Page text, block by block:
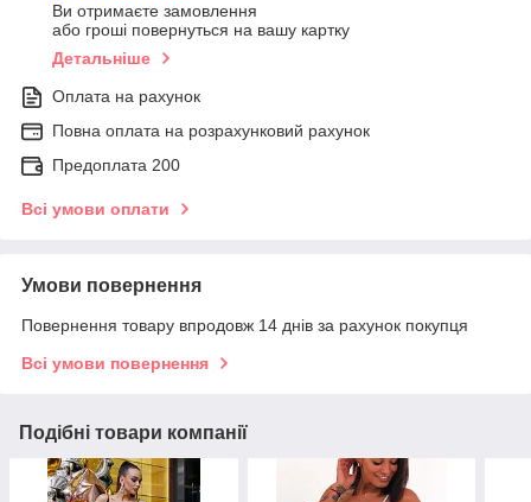
Ви отримаєте замовлення
або гроші повернуться на вашу картку
Детальніше
Оплата на рахунок
Повна оплата на розрахунковий рахунок
Предоплата 200
Всі умови оплати
Умови повернення
Повернення товару впродовж 14 днів за рахунок покупця
Всі умови повернення
Подібні товари компанії